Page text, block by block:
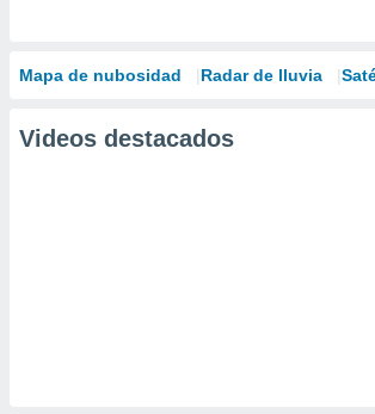
Mapa de nubosidad Radar de lluvia
Videos destacados